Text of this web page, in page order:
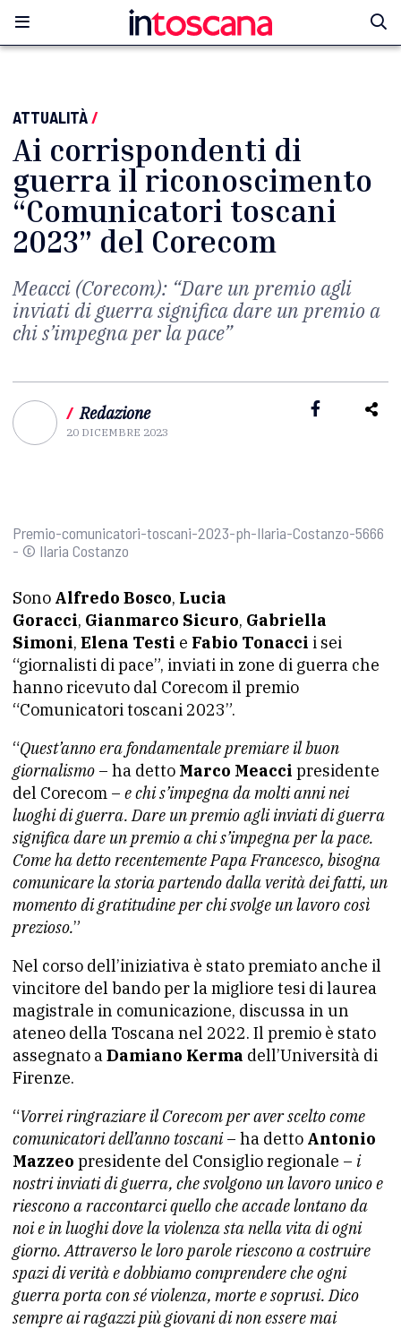
ATTUALITÀ/
Ai corrispondenti di
guerra il riconoscimento
“Comunicatori toscani
2023” del Corecom
Meacci (Corecom): “Dare un premio agli
inviati di guerra significa dare un premio a
chi s’impegna per la pace”
/ Redazione
20 DICEMBRE 2023
Premio-comunicatori-toscani-2023-ph-Ilaria-Costanzo-5666
- © Ilaria Costanzo
Sono Alfredo Bosco, Lucia
Goracci, Gianmarco Sicuro, Gabriella
Simoni, Elena Testi e Fabio Tonacci i sei
“giornalisti di pace”, inviati in zone di guerra che
hanno ricevuto dal Corecom il premio
“Comunicatori toscani 2023”.
“Quest’anno era fondamentale premiare il buon
giornalismo – ha detto Marco Meacci presidente
del Corecom – e chi s’impegna da molti anni nei
luoghi di guerra. Dare un premio agli inviati di guerra
significa dare un premio a chi s’impegna per la pace.
Come ha detto recentemente Papa Francesco, bisogna
comunicare la storia partendo dalla verità dei fatti, un
momento di gratitudine per chi svolge un lavoro così
prezioso.”
Nel corso dell’iniziativa è stato premiato anche il
vincitore del bando per la migliore tesi di laurea
magistrale in comunicazione, discussa in un
ateneo della Toscana nel 2022. Il premio è stato
assegnato aDamiano Kerma dell’Università di
Firenze.
“Vorrei ringraziare il Corecom per aver scelto come
comunicatori dell’anno toscani– ha detto Antonio
Mazzeo presidente del Consiglio regionale – i
nostri inviati di guerra, che svolgono un lavoro unico e
riescono a raccontarci quello che accade lontano da
noi e in luoghi dove la violenza sta nella vita di ogni
giorno. Attraverso le loro parole riescono a costruire
spazi di verità e dobbiamo comprendere che ogni
guerra porta con sé violenza, morte e soprusi. Dico
sempre ai ragazzi più giovani di non essere mai